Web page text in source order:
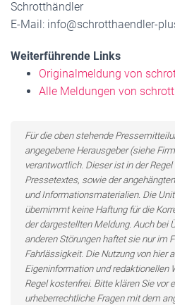
Schrotthändler
E-Mail: info@schrotthaendler-
Weiterführende Links
Originalmeldung von
Alle Meldungen von
Für die oben stehende
angegebene Herausgeber (siehe
verantwortlich. Dieser ist in der
Pressetextes, sowie der
und Informationsmaterialien. Die
übernimmt keine Haftung für die
der dargestellten Meldung. Auch bei
anderen Störungen haftet sie nur im
Fahrlässigkeit. Die Nutzung von hier
Eigeninformation und redaktionellen
Regel kostenfrei. Bitte klären Sie vor
urheberrechtliche Fragen mit dem